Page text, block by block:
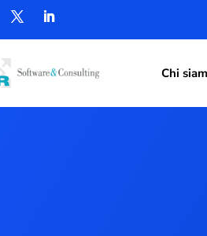
Chi